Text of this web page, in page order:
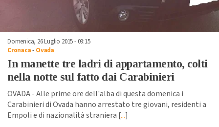
Domenica, 26 Luglio 2015 - 09:15
Cronaca- Ovada
In manette tre ladri di appartamento, colti
nella notte sul fatto dai Carabinieri
OVADA - Alle prime ore dell'alba di questa domenica i
Carabinieri di Ovada hanno arrestato tre giovani, residenti a
Empoli e di nazionalità straniera [...]